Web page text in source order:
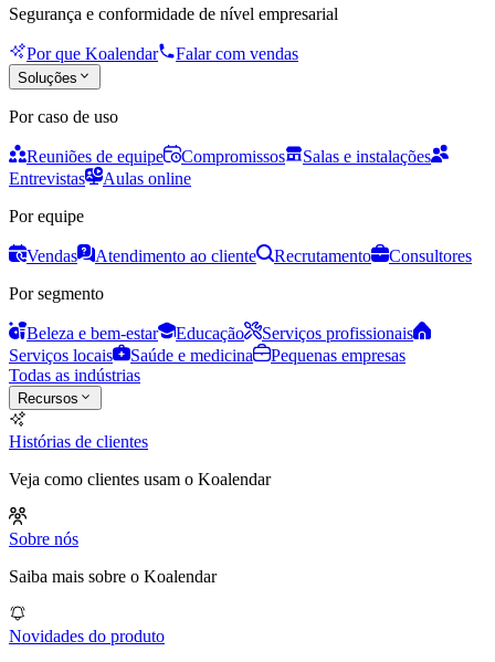
Segurança e conformidade de nível empresarial
Por que Koalendar Falar com vendas
Soluções
Por caso de uso
Reuniões de equipe Compromissos
Salas e instalações
Entrevistas
Aulas online
Por equipe
Vendas Atendimento ao cliente Recrutamento
Consultores
Por segmento
Beleza e bem-estar Educação
Serviços profissionais
Serviços locais
Saúde e medicina
Pequenas empresas
Todas as indústrias
Recursos
Histórias de clientes
Veja como clientes usam o Koalendar
Sobre nós
Saiba mais sobre o Koalendar
Novidades do produto